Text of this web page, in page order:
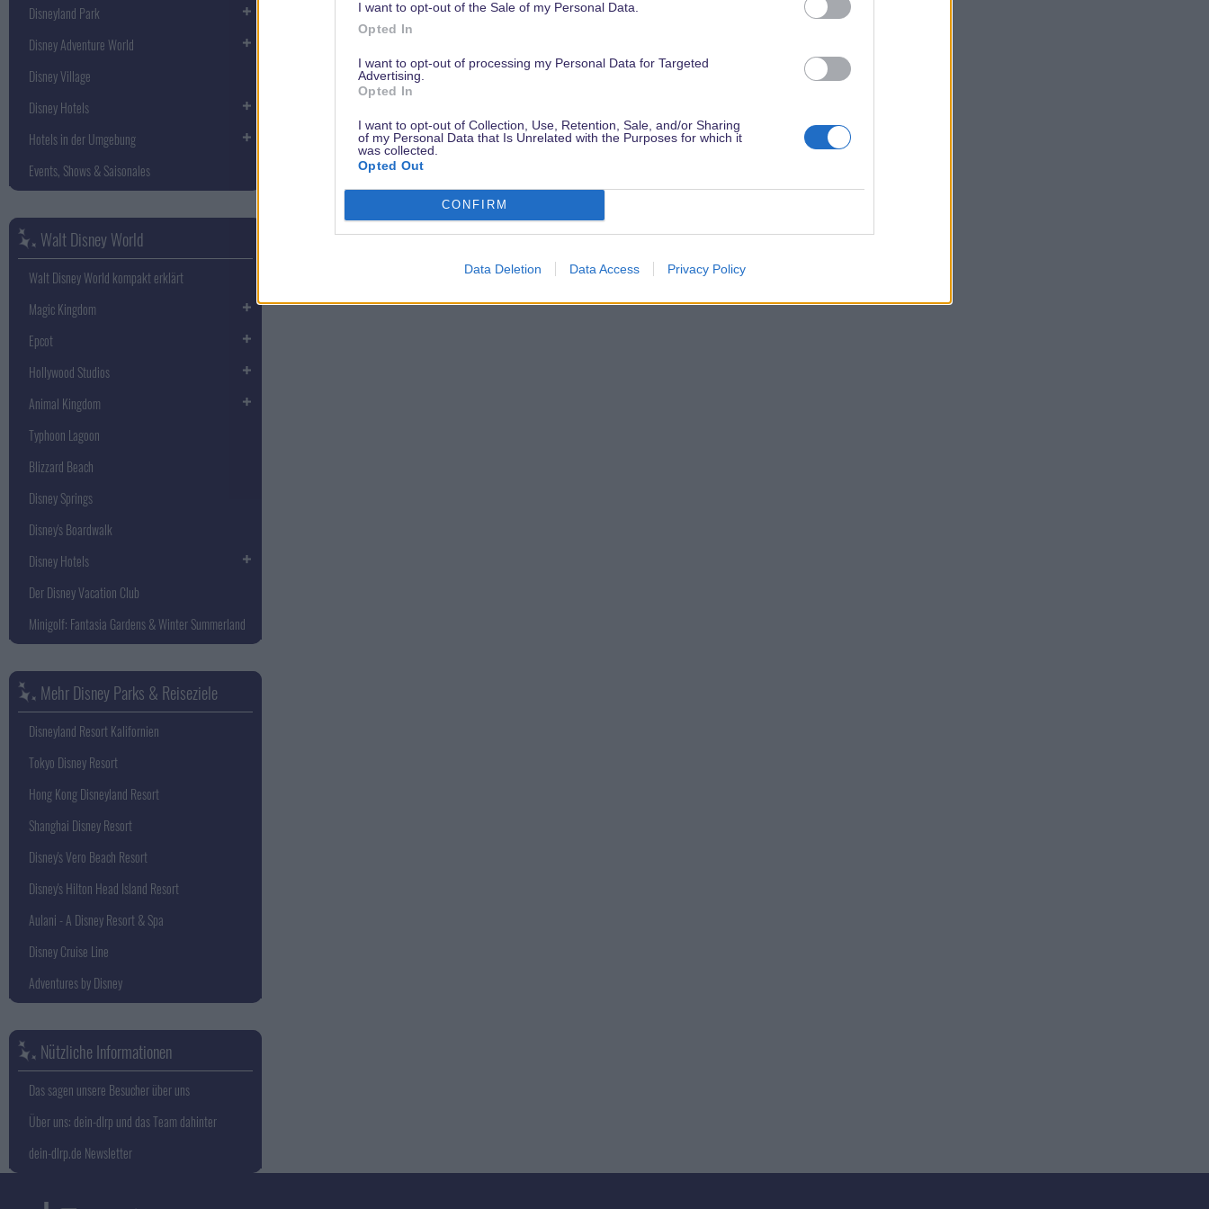
I want to opt-out of the Sale of my Personal Data.
Opted In
I want to opt-out of processing my Personal Data for Targeted
Advertising.
Opted In
I want to opt-out of Collection, Use, Retention, Sale, and/or Sharing
of my Personal Data that Is Unrelated with the Purposes for which it
was collected.
Opted Out
CONFIRM
Data Deletion Data Access Privacy Policy
Disneyland Park
Disney Adventure World
Disney Village
Disney Hotels
Hotels in der Umgebung
Events, Shows & Saisonales
Walt Disney World
Walt Disney World kompakt erklärt
Magic Kingdom
Epcot
Hollywood Studios
Animal Kingdom
Typhoon Lagoon
Blizzard Beach
Disney Springs
Disney's Boardwalk
Disney Hotels
Der Disney Vacation Club
Minigolf: Fantasia Gardens & Winter Summerland
Mehr Disney Parks & Reiseziele
Disneyland Resort Kalifornien
Tokyo Disney Resort
Hong Kong Disneyland Resort
Shanghai Disney Resort
Disney's Vero Beach Resort
Disney's Hilton Head Island Resort
Aulani - A Disney Resort & Spa
Disney Cruise Line
Adventures by Disney
Nützliche Informationen
Das sagen unsere Besucher über uns
Über uns: dein-dlrp und das Team dahinter
dein-dlrp.de Newsletter